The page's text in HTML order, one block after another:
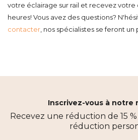
votre éclairage sur rail et recevez votre
heures! Vous avez des questions?
contacter , nos spécialistes se feront un
Inscrivez-vous à notre
Recevez une réduction de 15
réduction